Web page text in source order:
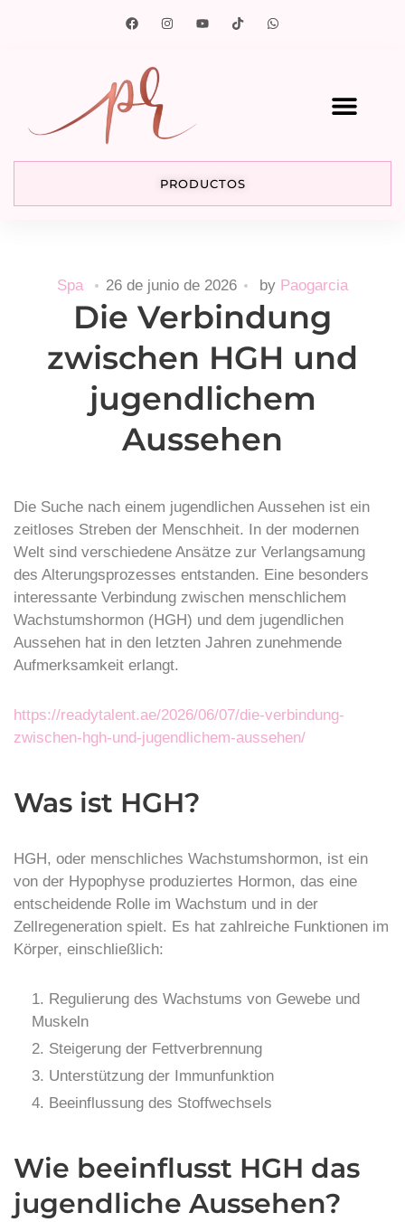
PRODUCTOS
Spa 26 de junio de 2026 by Paogarcia
Die Verbindung
zwischen HGH und
jugendlichem
Aussehen
Die Suche nach einem jugendlichen Aussehen ist ein
zeitloses Streben der Menschheit. In der modernen
Welt sind verschiedene Ansätze zur Verlangsamung
des Alterungsprozesses entstanden. Eine besonders
interessante Verbindung zwischen menschlichem
Wachstumshormon (HGH) und dem jugendlichen
Aussehen hat in den letzten Jahren zunehmende
Aufmerksamkeit erlangt.
https://readytalent.ae/2026/06/07/die-verbindung-
zwischen-hgh-und-jugendlichem-aussehen/
Was ist HGH?
HGH, oder menschliches Wachstumshormon, ist ein
von der Hypophyse produziertes Hormon, das eine
entscheidende Rolle im Wachstum und in der
Zellregeneration spielt. Es hat zahlreiche Funktionen im
Körper, einschließlich:
Regulierung des Wachstums von Gewebe und
Muskeln
Steigerung der Fettverbrennung
Unterstützung der Immunfunktion
Beeinflussung des Stoffwechsels
Wie beeinflusst HGH das
jugendliche Aussehen?